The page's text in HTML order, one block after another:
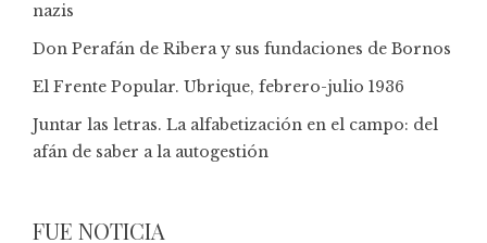
nazis
Don Perafán de Ribera y sus fundaciones de Bornos
El Frente Popular. Ubrique, febrero-julio 1936
Juntar las letras. La alfabetización en el campo: del
afán de saber a la autogestión
FUE NOTICIA